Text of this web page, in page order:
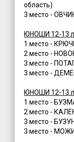
область)
3 место -
ЮНОШИ 12-13
1 место -
2 место -
3 место -
3 место -
ЮНОШИ 12-13
1 место -
2 место -
3 место -
3 место -